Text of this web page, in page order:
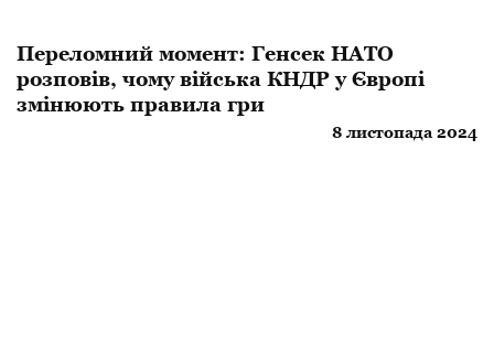
Переломний момент: Генсек НАТО
розповів, чому війська КНДР у Європі
змінюють правила гри
8 листопада 2024